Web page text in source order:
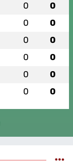
0 0
0 0
0 0
0 0
0 0
0 0